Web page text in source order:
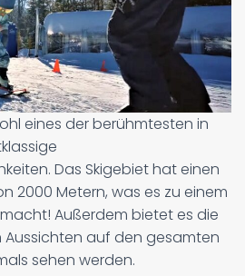
eines der berühmtesten in
Das Skigebiet hat einen
2000 Metern, was es zu einem
Außerdem bietet es die
auf den gesamten
sehen werden.